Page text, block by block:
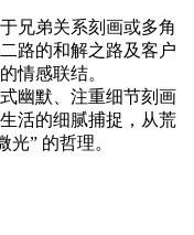
于兄弟关系刻画或多角
路的和解之路及客户
情感联结。
式幽默、注重细节刻画
活的细腻捕捉，从荒
” 的哲理。